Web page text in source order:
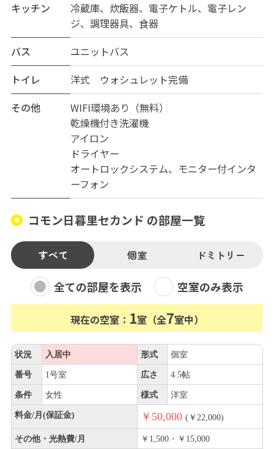
キッチン
冷蔵庫、炊飯器、電子ケトル、電子レン
ジ、調理器具、食器
バス
ユニットバス
トイレ
洋式 ウォシュレット完備
その他
WIFI環境あり（無料）
乾燥機付き洗濯機
アイロン
ドライヤー
オートロックシステム、モニター付インタ
ーフォン
コモン日暮里セカンド の部屋一覧
すべて 個室 ドミトリー
全ての部屋を表示 空室のみ表示
現在の空室： 1室（全7室中）
状況 入居中 形式 個室
番号 1号室 広さ 4.5帖
条件 女性 様式 洋室
料金/月(保証金) ￥50,000 (￥22,000)
その他・光熱費/月 ￥1,500・￥15,000